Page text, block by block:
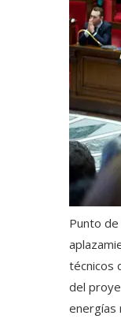
Punto
técnicos
del
energías